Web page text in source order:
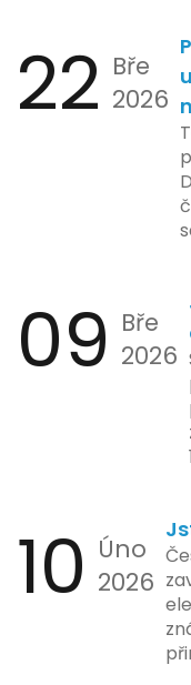
22 Bře
2026
09 Bře
2026
10 Úno
2026